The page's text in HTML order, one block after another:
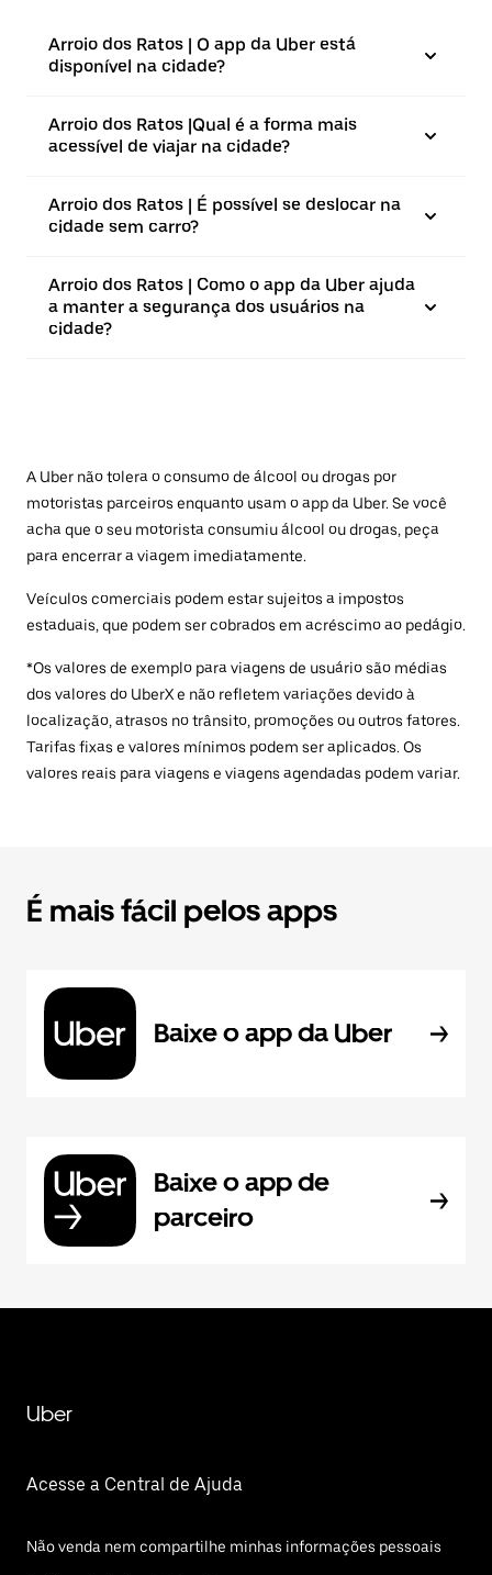
Arroio dos Ratos | O app da Uber está
disponível na cidade?
Arroio dos Ratos |⁠Qual é a forma mais
acessível de viajar na cidade?
Arroio dos Ratos | É possível se deslocar na
cidade sem carro?
Arroio dos Ratos | Como o app da Uber ajuda
a manter a segurança dos usuários na
cidade?
A Uber não tolera o consumo de álcool ou drogas por
motoristas parceiros enquanto usam o app da Uber. Se você
acha que o seu motorista consumiu álcool ou drogas, peça
para encerrar a viagem imediatamente.
Veículos comerciais podem estar sujeitos a impostos
estaduais, que podem ser cobrados em acréscimo ao pedágio.
*Os valores de exemplo para viagens de usuário são médias
dos valores do UberX e não refletem variações devido à
localização, atrasos no trânsito, promoções ou outros fatores.
Tarifas fixas e valores mínimos podem ser aplicados. Os
valores reais para viagens e viagens agendadas podem variar.
É mais fácil pelos apps
Baixe o app da Uber
Baixe o app de
parceiro
Uber
Acesse a Central de Ajuda
Não venda nem compartilhe minhas informações pessoais